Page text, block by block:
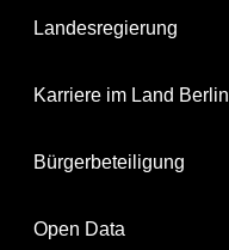
Landesregierung
Karriere im Land Berlin
Bürgerbeteiligung
Open Data